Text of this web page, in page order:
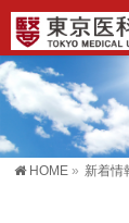
HOME » 新着情